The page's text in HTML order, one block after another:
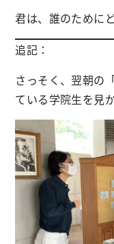
君は、誰のために
追記：
さっそく、翌朝の
ている学院生を見